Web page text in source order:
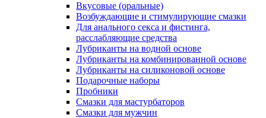
Вкусовые (оральные)
Возбуждающие и стимулирующие смазки
Для анального секса и фистинга,
расслабляющие средства
Лубриканты на водной основе
Лубриканты на комбинированной основе
Лубриканты на силиконовой основе
Подарочные наборы
Пробники
Смазки для мастурбаторов
Смазки для мужчин